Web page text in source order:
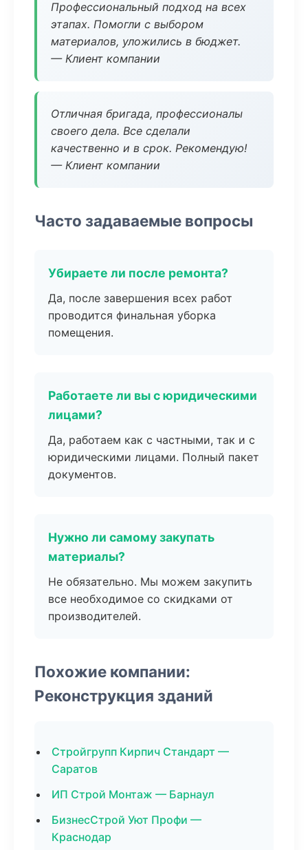
Профессиональный подход на всех
этапах. Помогли с выбором
материалов, уложились в бюджет.
— Клиент компании
Отличная бригада, профессионалы
своего дела. Все сделали
качественно и в срок. Рекомендую!
— Клиент компании
Часто задаваемые вопросы
Убираете ли после ремонта?
Да, после завершения всех работ
проводится финальная уборка
помещения.
Работаете ли вы с юридическими
лицами?
Да, работаем как с частными, так и с
юридическими лицами. Полный пакет
документов.
Нужно ли самому закупать
материалы?
Не обязательно. Мы можем закупить
все необходимое со скидками от
производителей.
Похожие компании:
Реконструкция зданий
Стройгрупп Кирпич Стандарт —
Саратов
ИП Строй Монтаж — Барнаул
БизнесСтрой Уют Профи —
Краснодар